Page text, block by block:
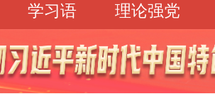
学习语 理论强党
党建网微平台 学习
建 企业党建 先锋